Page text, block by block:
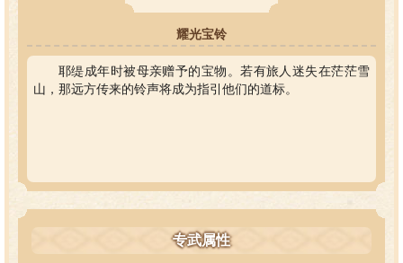
耀光宝铃
耶缇成年时被母亲赠予的宝物。若有旅人迷失在茫茫雪
山，那远方传来的铃声将成为指引他们的道标。
专武属性